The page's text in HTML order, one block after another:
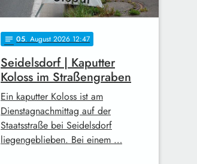
notes 05. August 2026 12:47
Seidelsdorf | Kaputter
Koloss im Straßengraben
Ein kaputter Koloss ist am
Dienstagnachmittag auf der
Staatsstraße bei Seidelsdorf
liegengeblieben. Bei einem …